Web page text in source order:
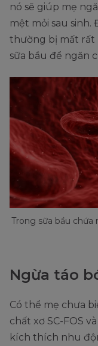
nó sẽ giúp mẹ
mệt mỏi sau sinh.
thường bị mất rất
sữa bầu để ngăn
Trong sữa bầu chứa
Ngừa táo
Có thể mẹ chưa
chất xơ SC-FOS
kích thích nhu